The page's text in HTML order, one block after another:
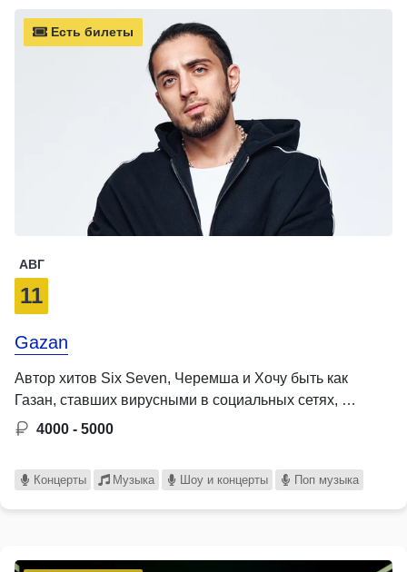
Есть билеты
АВГ
11
Gazan
Автор хитов Six Seven, Черемша и Хочу быть как
Газан, ставших вирусными в социальных сетях, …
4000 - 5000
Концерты Музыка Шоу и концерты Поп музыка